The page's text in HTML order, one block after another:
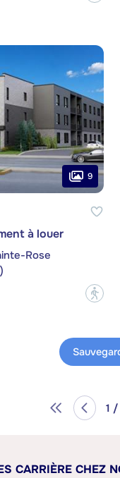
9
à louer
Rose
?
1 /
CARRIÈRE CHEZ